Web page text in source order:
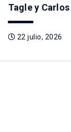
Tagle y
22 julio, 2026